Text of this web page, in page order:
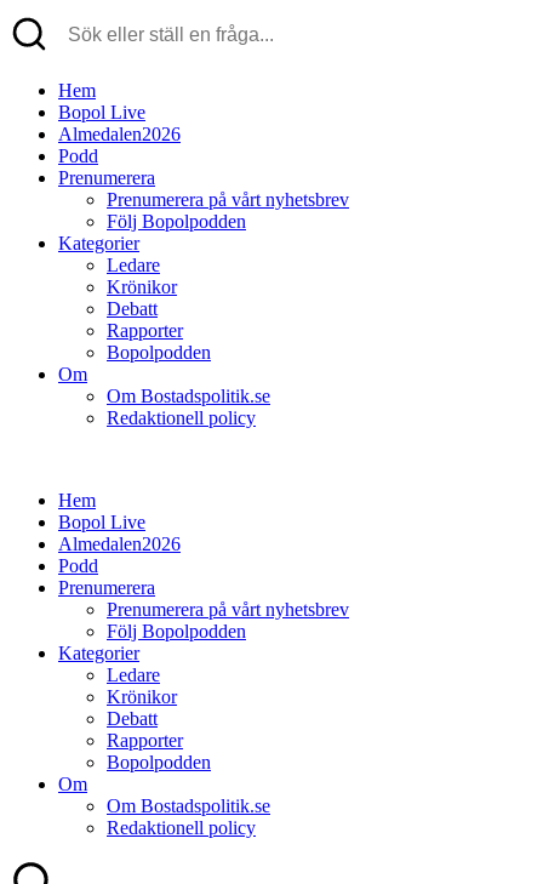
Hem
Bopol Live
Almedalen2026
Podd
Prenumerera
Prenumerera på vårt nyhetsbrev
Följ Bopolpodden
Kategorier
Ledare
Krönikor
Debatt
Rapporter
Bopolpodden
Om
Om Bostadspolitik.se
Redaktionell policy
Hem
Bopol Live
Almedalen2026
Podd
Prenumerera
Prenumerera på vårt nyhetsbrev
Följ Bopolpodden
Kategorier
Ledare
Krönikor
Debatt
Rapporter
Bopolpodden
Om
Om Bostadspolitik.se
Redaktionell policy